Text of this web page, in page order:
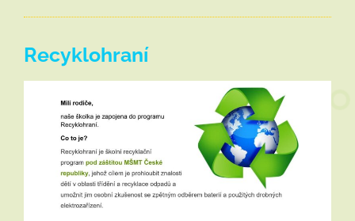
Recyklohraní